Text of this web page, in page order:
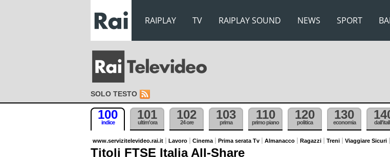
RAIPLAY TV RAIPLAY SOUND NEWS SPORT
SOLO TESTO
100
indice
101
ultim'ora
102
24 ore
103
prima
110
primo piano
120
politica
130
economia
www.servizitelevideo.rai.it Lavoro Cinema Prima serata Tv Almanacco Ragazzi Treni Viaggiare Sicuri
Titoli FTSE Italia All-Share